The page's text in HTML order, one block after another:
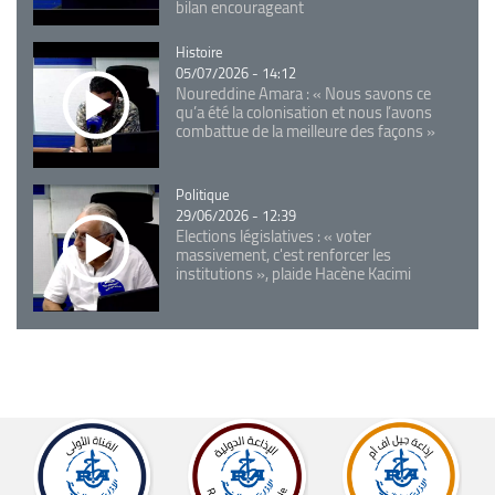
bilan encourageant
Catégorie
Histoire
05/07/2026 - 14:12
Noureddine Amara : « Nous savons ce
qu’a été la colonisation et nous l’avons
combattue de la meilleure des façons »
Catégorie
Politique
29/06/2026 - 12:39
Elections législatives : « voter
massivement, c'est renforcer les
institutions », plaide Hacène Kacimi